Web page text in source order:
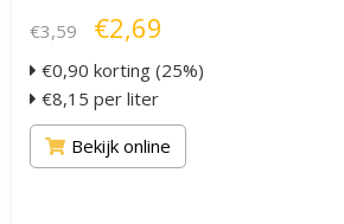
€3,59 €2,69
€0,90 korting (25%)
€8,15 per liter
Bekijk online